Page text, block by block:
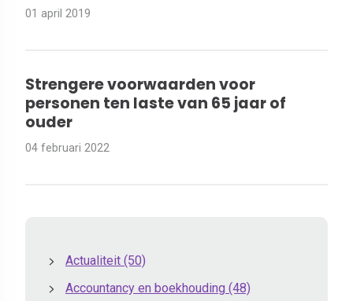
01 april 2019
Strengere voorwaarden voor
personen ten laste van 65 jaar of
ouder
04 februari 2022
Actualiteit (50)
Accountancy en boekhouding (48)